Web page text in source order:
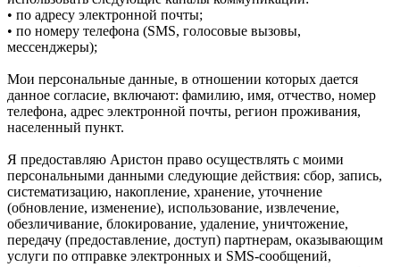
• по адресу электронной почты;
• по номеру телефона (SMS, голосовые вызовы,
мессенджеры);
Мои персональные данные, в отношении которых дается
данное согласие, включают: фамилию, имя, отчество, номер
телефона, адрес электронной почты, регион проживания,
населенный пункт.
Я предоставляю Аристон право осуществлять с моими
персональными данными следующие действия: сбор, запись,
систематизацию, накопление, хранение, уточнение
(обновление, изменение), использование, извлечение,
обезличивание, блокирование, удаление, уничтожение,
передачу (предоставление, доступ) партнерам, оказывающим
услуги по отправке электронных и SMS‑сообщений,